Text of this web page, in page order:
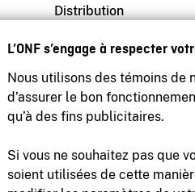
L’ONF s’engage à respecter
Nous utilisons des témoins de
d’assurer le bon
qu’à des fins publicitaires.
Si vous ne souhaitez pas que
soient utilisées de cette
Distribution
Archives